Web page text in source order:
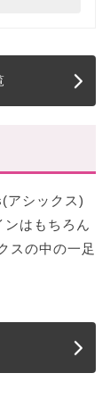
アシックス)
はもちろん
スの中の一足